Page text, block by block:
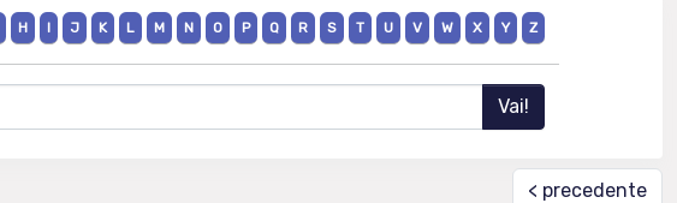
H I J K L M N O P Q R S T U V W X Y Z
< precedente